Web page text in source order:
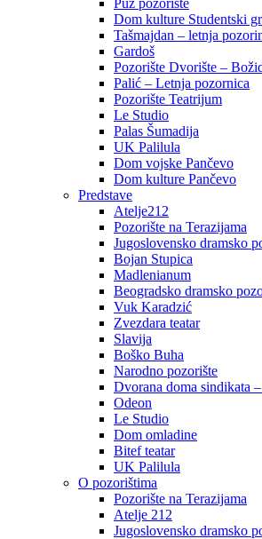
Puž pozorište
Dom kulture Studentski
Tašmajdan – letnja
Gardoš
Pozorište Dvorište –
Palić – Letnja pozornica
Pozorište Teatrijum
Le Studio
Palas Šumadija
UK Palilula
Dom vojske Pančevo
Dom kulture Pančevo
Predstave
Atelje212
Pozorište na Terazijama
Jugoslovensko dramsko
Bojan Stupica
Madlenianum
Beogradsko dramsko
Vuk Karadzić
Zvezdara teatar
Slavija
Boško Buha
Narodno pozorište
Dvorana doma sindikata
Odeon
Le Studio
Dom omladine
Bitef teatar
UK Palilula
O pozorištima
Pozorište na Terazijama
Atelje 212
Jugoslovensko dramsko